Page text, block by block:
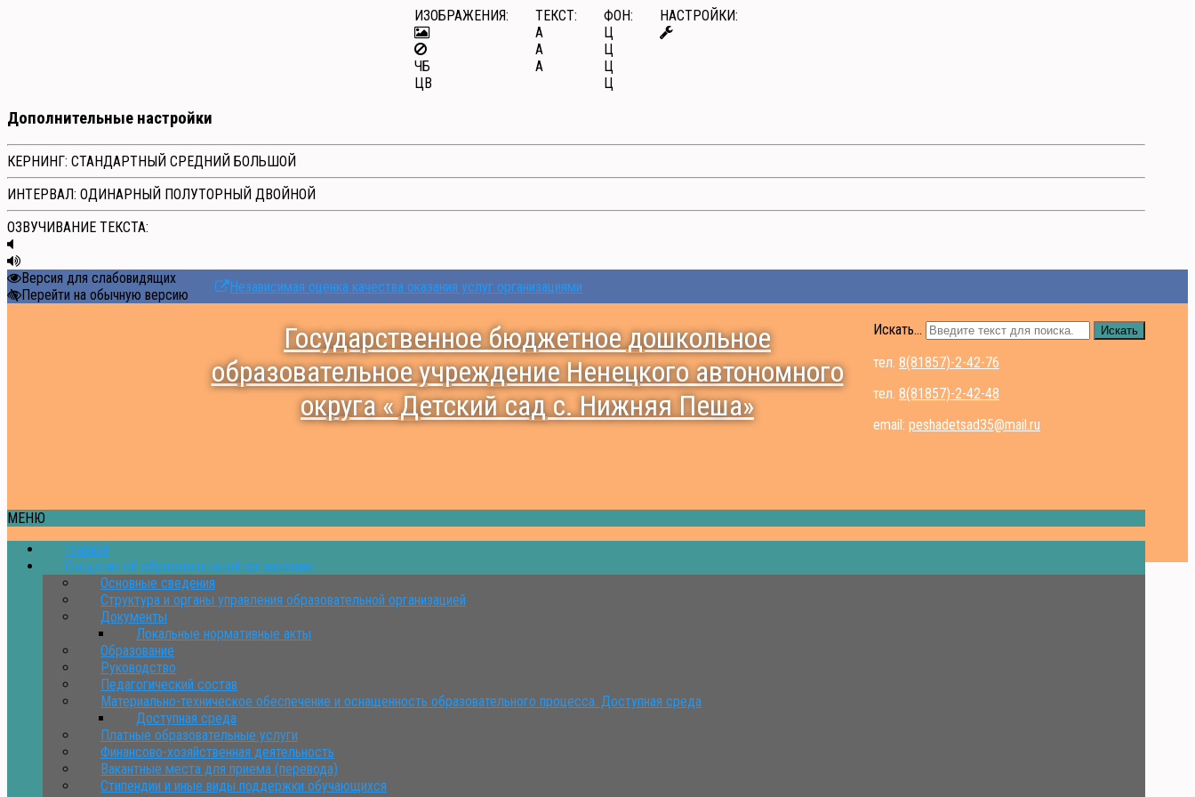
ИЗОБРАЖЕНИЯ:
ЧБ
ЦВ
ТЕКСТ:
A
A
A
ФОН:
Ц
Ц
Ц
Ц
НАСТРОЙКИ:
Дополнительные настройки
КЕРНИНГ: СТАНДАРТНЫЙ СРЕДНИЙ БОЛЬШОЙ
ИНТЕРВАЛ: ОДИНАРНЫЙ ПОЛУТОРНЫЙ ДВОЙНОЙ
ОЗВУЧИВАНИЕ ТЕКСТА:
Версия для слабовидящих
Перейти на обычную версию
Независимая оценка качества оказания услуг организациями
Государственное бюджетное дошкольное
образовательное учреждение Ненецкого автономного
округа « Детский сад с. Нижняя Пеша»
Искать... Искать
тел. 8(81857)-2-42-76
тел. 8(81857)-2-42-48
email: peshadetsad35@mail.ru
МЕНЮ
Главная
Сведения об образовательной организации
Основные сведения
Структура и органы управления образовательной организацией
Документы
Локальные нормативные акты
Образование
Руководство
Педагогический состав
Материально-техническое обеспечение и оснащенность образовательного процесса. Доступная среда
Доступная среда
Платные образовательные услуги
Финансово-хозяйственная деятельность
Вакантные места для приема (перевода)
Стипендии и иные виды поддержки обучающихся